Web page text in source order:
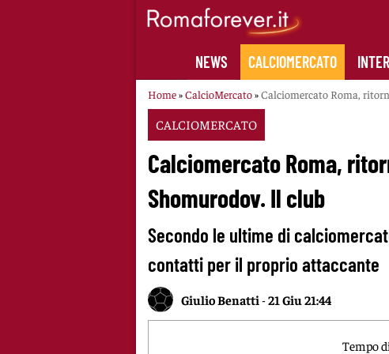
NEWS CALCIOMERCATO
Home»CalcioMercato»Calciomercato Roma,
CALCIOMERCATO
Calciomercato Roma,
Shomurodov. Il club
Secondo le ultime di
contatti per il proprio attaccante
Giulio Benatti -21 Giu 21:44
Tempo